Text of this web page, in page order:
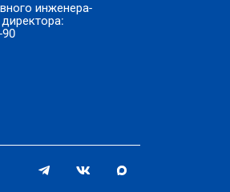
инженера-
90